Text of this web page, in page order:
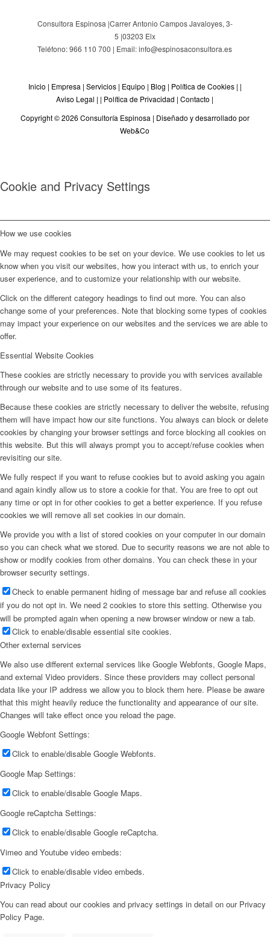
Consultora Espinosa |Carrer Antonio Campos Javaloyes, 3-
5 |03203 Elx
Teléfono: 966 110 700 | Email: info@espinosaconsultora.es
Inicio | Empresa | Servicios| Equipo | Blog | Política de Cookies| |
Aviso Legal | | Política de Privacidad |Contacto |
Copyright © 2026 Consultoría Espinosa | Diseñado y desarrollado por
Web&Co
Cookie and Privacy Settings
How we use cookies
We may request cookies to be set on your device. We use cookies to let us
know when you visit our websites, how you interact with us, to enrich your
user experience, and to customize your relationship with our website.
Click on the different category headings to find out more. You can also
change some of your preferences. Note that blocking some types of cookies
may impact your experience on our websites and the services we are able to
offer.
Essential Website Cookies
These cookies are strictly necessary to provide you with services available
through our website and to use some of its features.
Because these cookies are strictly necessary to deliver the website, refusing
them will have impact how our site functions. You always can block or delete
cookies by changing your browser settings and force blocking all cookies on
this website. But this will always prompt you to accept/refuse cookies when
revisiting our site.
We fully respect if you want to refuse cookies but to avoid asking you again
and again kindly allow us to store a cookie for that. You are free to opt out
any time or opt in for other cookies to get a better experience. If you refuse
cookies we will remove all set cookies in our domain.
We provide you with a list of stored cookies on your computer in our domain
so you can check what we stored. Due to security reasons we are not able to
show or modify cookies from other domains. You can check these in your
browser security settings.
Check to enable permanent hiding of message bar and refuse all cookies
if you do not opt in. We need 2 cookies to store this setting. Otherwise you
will be prompted again when opening a new browser window or new a tab.
Click to enable/disable essential site cookies.
Other external services
We also use different external services like Google Webfonts, Google Maps,
and external Video providers. Since these providers may collect personal
data like your IP address we allow you to block them here. Please be aware
that this might heavily reduce the functionality and appearance of our site.
Changes will take effect once you reload the page.
Google Webfont Settings:
Click to enable/disable Google Webfonts.
Google Map Settings:
Click to enable/disable Google Maps.
Google reCaptcha Settings:
Click to enable/disable Google reCaptcha.
Vimeo and Youtube video embeds:
Click to enable/disable video embeds.
Privacy Policy
You can read about our cookies and privacy settings in detail on our Privacy
Policy Page.